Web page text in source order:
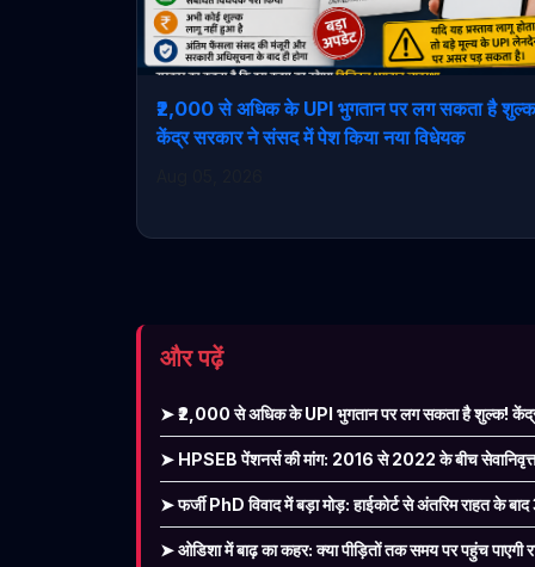
₹2,000 से अधिक के UPI भुगतान पर लग सकता है
केंद्र सरकार ने संसद में पेश किया नया विधेयक
और पढ़ें
➤ ₹2,000 से अधिक के UPI भुगतान पर लग सकता है शुल्क!
➤ HPSEB पेंशनर्स की मांग: 2016 से 2022 के बीच सेवानिवृत्त
➤ फर्जी PhD विवाद में बड़ा मोड़: हाईकोर्ट से अंतरिम राहत के
➤ ओडिशा में बाढ़ का कहर: क्या पीड़ितों तक समय पर पहुंच पाएगी